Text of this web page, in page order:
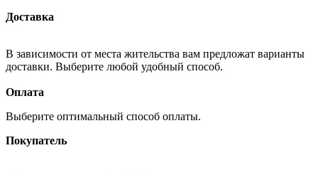
Доставка
В зависимости от места жительства вам предложат варианты
доставки. Выберите любой удобный способ.
Оплата
Выберите оптимальный способ оплаты.
Покупатель